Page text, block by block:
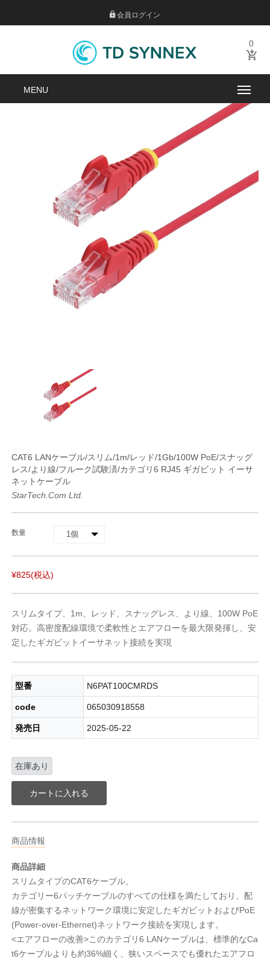
会員ログイン
0
CAT6 LANケーブル/スリム/1m/レッド/1Gb/100W PoE/スナッグ
レス/より線/フルーク試験済/カテゴリ6 RJ45 ギガビット イーサ
ネットケーブル
StarTech.com Ltd.
数量
¥825(税込)
スリムタイプ、1m、レッド、スナッグレス、より線、100W PoE
対応。高密度配線環境で柔軟性とエアフローを最大限発揮し、安
定したギガビットイーサネット接続を実現
型番 N6PAT100CMRDS
code 065030918558
発売日 2025-05-22
在庫あり
カートに入れる
商品情報
商品詳細
スリムタイプのCAT6ケーブル。
カテゴリー6パッチケーブルのすべての仕様を満たしており、配
線が密集するネットワーク環境に安定したギガビットおよびPoE
(Power-over-Ethernet)ネットワーク接続を実現します。
<エアフローの改善>このカテゴリ6 LANケーブルは、標準的なCa
t6ケーブルよりも約36%細く、狭いスペースでも優れたエアフロ